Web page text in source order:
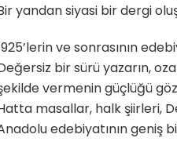
yandan siyasi bir dergi
ve sonrasının
bir sürü yazarın,
vermenin güçlüğü
masallar, halk şiirleri,
edebiyatının geniş